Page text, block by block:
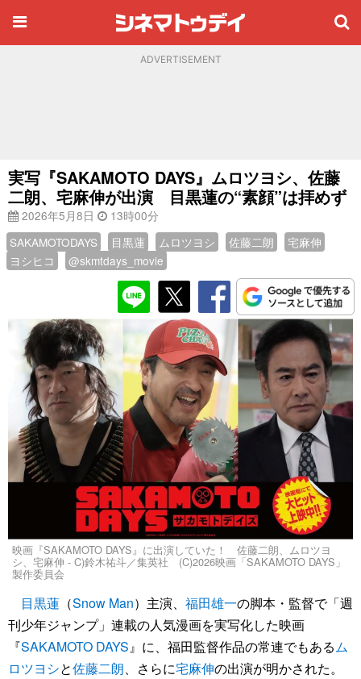
ADVERTISEMENT
実写『SAKAMOTO DAYS』ムロツヨシ、佐藤
二朗、宅麻伸が出演 目黒蓮の“素顔”は拝めず
2026年5月8日
13時00分
SAKAMOTODAYS
目黒蓮 ムロツヨシ 佐藤二朗
宅麻伸
ヨシヒコ
@skmtdays_movie
映画『SAKAMOTO DAYS』に出演していた！ 佐藤二朗、ムロツヨ
シ、宅麻伸 - C)鈴木祐斗／集英社 (C)2026映画「SAKAMOTO DAYS」
製作委員会
目黒蓮 （Snow Man）主演、 福田雄一の脚本・監督で「週
刊少年ジャンプ」連載の人気漫画を実写化した映画
『SAKAMOTO DAYS』に、福田監督作品の常連でもあるム
ロツヨシと佐藤二朗、さらに宅麻伸の出演が明かされた。